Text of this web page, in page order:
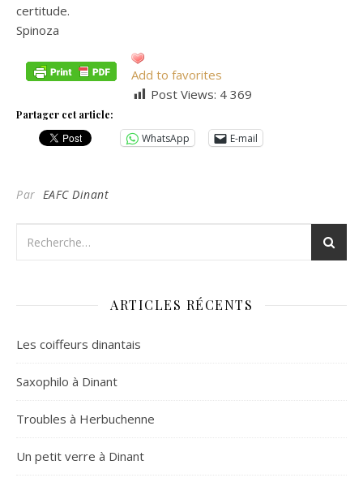
certitude.
Spinoza
Add to favorites
Post Views: 4 369
Partager cet article:
WhatsApp E-mail
Par EAFC Dinant
ARTICLES RÉCENTS
Les coiffeurs dinantais
Saxophilo à Dinant
Troubles à Herbuchenne
Un petit verre à Dinant